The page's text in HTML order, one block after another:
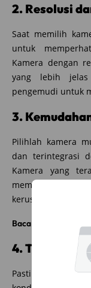
2. Resolusi
Saat memilih
untuk
Kamera dengan
yang lebih jelas
pengemudi untuk
3.
Pilihlah kamera
dan terintegrasi
Kamera yang
memberikan hasil
kerusakan atau
Baca juga:
4. Tahan Air
Pastikan kamera